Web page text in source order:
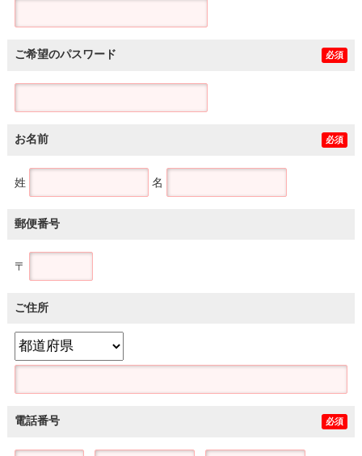
ご希望のパスワード 必須
お名前 必須
姓 名
郵便番号
〒
ご住所
電話番号 必須